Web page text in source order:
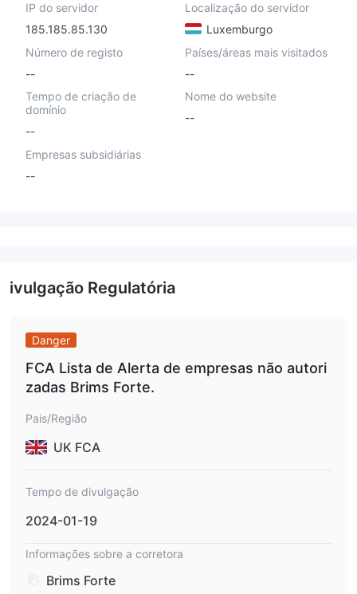
IP do servidor
185.185.85.130
Localização do servidor
Luxemburgo
Número de registo
--
Países/áreas mais visitados
--
Tempo de criação de
domínio
--
Nome do website
--
Empresas subsidiárias
--
ivulgação Regulatória
Danger
FCA Lista de Alerta de empresas não autori
zadas Brims Forte.
Pais/Região
UK FCA
Tempo de divulgação
2024-01-19
Informações sobre a corretora
Brims Forte